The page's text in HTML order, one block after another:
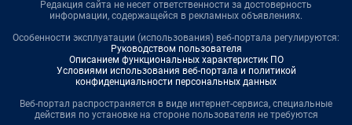
Редакция сайта не несет ответственности за достоверность
информации, содержащейся в рекламных объявлениях.
Особенности эксплуатации (использования) веб-портала регулируются:
Руководством пользователя
Описанием функциональных характеристик ПО
Условиями использования веб-портала и политикой
конфиденциальности персональных данных
Веб-портал распространяется в виде интернет-сервиса, специальные
действия по установке на стороне пользователя не требуются